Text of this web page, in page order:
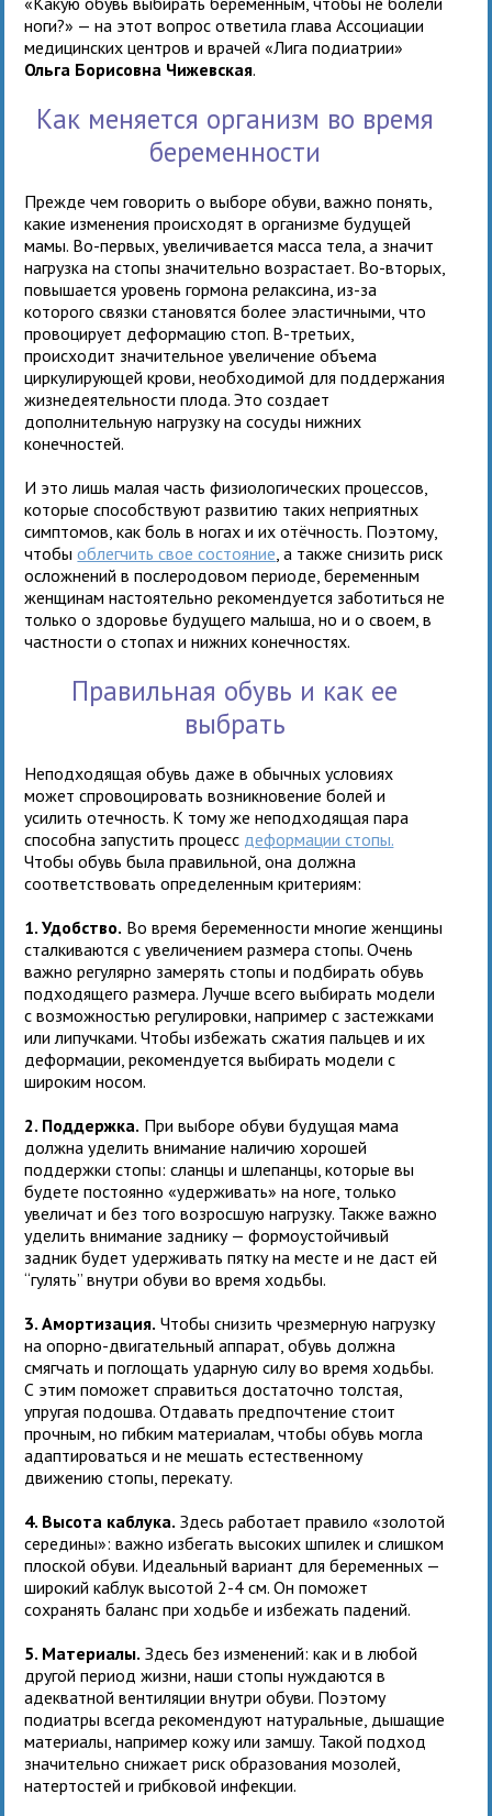
ноги?» — на этот вопрос ответила глава Ассоциации
медицинских центров и врачей «Лига подиатрии»
Ольга Борисовна Чижевская.
Как меняется организм во время
беременности
Прежде чем говорить о выборе обуви, важно понять,
какие изменения происходят в организме будущей
мамы. Во-первых, увеличивается масса тела, а значит
нагрузка на стопы значительно возрастает. Во-вторых,
повышается уровень гормона релаксина, из-за
которого связки становятся более эластичными, что
провоцирует деформацию стоп. В-третьих,
происходит значительное увеличение объема
циркулирующей крови, необходимой для поддержания
жизнедеятельности плода. Это создает
дополнительную нагрузку на сосуды нижних
конечностей.
И это лишь малая часть физиологических процессов,
которые способствуют развитию таких неприятных
симптомов, как боль в ногах и их отёчность. Поэтому,
чтобыоблегчить свое состояние , а также снизить риск
осложнений в послеродовом периоде, беременным
женщинам настоятельно рекомендуется заботиться не
только о здоровье будущего малыша, но и о своем, в
частности о стопах и нижних конечностях.
Правильная обувь и как ее
выбрать
Неподходящая обувь даже в обычных условиях
может спровоцировать возникновение болей и
усилить отечность. К тому же неподходящая пара
способна запустить процесс деформации стопы.
Чтобы обувь была правильной, она должна
соответствовать определенным критериям:
1. Удобство. Во время беременности многие женщины
сталкиваются с увеличением размера стопы. Очень
важно регулярно замерять стопы и подбирать обувь
подходящего размера. Лучше всего выбирать модели
с возможностью регулировки, например с застежками
или липучками. Чтобы избежать сжатия пальцев и их
деформации, рекомендуется выбирать модели с
широким носом.
2. Поддержка. При выборе обуви будущая мама
должна уделить внимание наличию хорошей
поддержки стопы: сланцы и шлепанцы, которые вы
будете постоянно «удерживать» на ноге, только
увеличат и без того возросшую нагрузку. Также важно
уделить внимание заднику — формоустойчивый
задник будет удерживать пятку на месте и не даст ей
“гулять” внутри обуви во время ходьбы.
3. Амортизация. Чтобы снизить чрезмерную нагрузку
на опорно-двигательный аппарат, обувь должна
смягчать и поглощать ударную силу во время ходьбы.
С этим поможет справиться достаточно толстая,
упругая подошва. Отдавать предпочтение стоит
прочным, но гибким материалам, чтобы обувь могла
адаптироваться и не мешать естественному
движению стопы, перекату.
4. Высота каблука. Здесь работает правило «золотой
середины»: важно избегать высоких шпилек и слишком
плоской обуви. Идеальный вариант для беременных —
широкий каблук высотой 2-4 см. Он поможет
сохранять баланс при ходьбе и избежать падений.
5. Материалы. Здесь без изменений: как и в любой
другой период жизни, наши стопы нуждаются в
адекватной вентиляции внутри обуви. Поэтому
подиатры всегда рекомендуют натуральные, дышащие
материалы, например кожу или замшу. Такой подход
значительно снижает риск образования мозолей,
натертостей и грибковой инфекции.